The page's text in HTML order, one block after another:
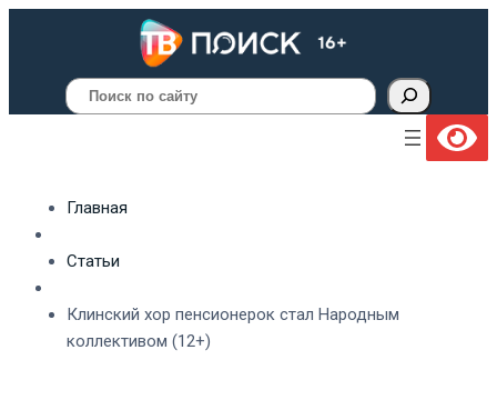
Поиск
Главная
Статьи
Клинский хор пенсионерок стал Народным
коллективом (12+)